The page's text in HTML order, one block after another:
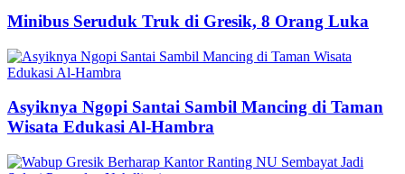
Minibus Seruduk Truk di Gresik, 8 Orang Luka
Asyiknya Ngopi Santai Sambil Mancing di Taman
Wisata Edukasi Al-Hambra